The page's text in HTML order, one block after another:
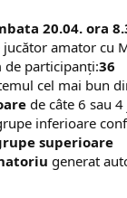
20.04. ora
jucător amator cu
participanţi:36
cel mai bun
de câte 6 sau
inferioare
rupe superioare
generat